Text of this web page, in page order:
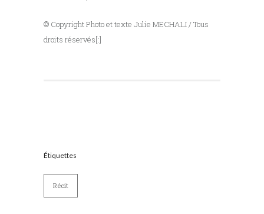
© Copyright Photo et texte Julie MECHALI / Tous
droits réservés[:]
Étiquettes
Récit